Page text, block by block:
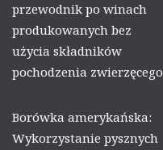
przewodnik po winach
produkowanych bez
użycia składników
pochodzenia zwierzęcego
Borówka amerykańska:
Wykorzystanie pysznych